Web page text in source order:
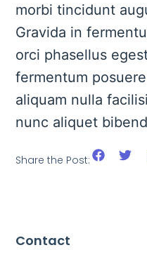
morbi tincidunt
Gravida in
orci phasellus
fermentum
aliquam nulla
nunc aliquet
Share the Post:
Contact